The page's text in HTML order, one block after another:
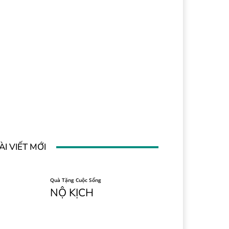
VIẾT MỚI
Quà Tặng Cuộc Sống
NỘ KỊCH